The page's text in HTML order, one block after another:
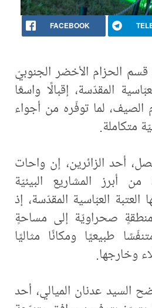
FACEBOOK
الحزام الأخضر الجنوبيّ
المقدّسة، إقبالًا واسعًا
الصيف، لما توفّره من أجواء
متكاملة.
أحد الزائرين، إن واحات
أبرز المشاريع البيئيّة
العتبة العبّاسية المقدّسة، إذ
صحراويّة إلى مساحةٍ
طبيعيًا ومكانًا مثاليًا
وخارجها.
السيد عدنان الميالي، أحد